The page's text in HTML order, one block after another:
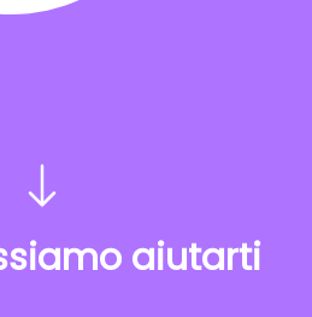
aiutarti